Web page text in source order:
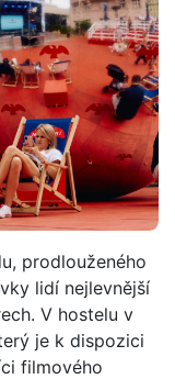
prodlouženého
lidí nejlevnější
V hostelu v
je k dispozici
filmového